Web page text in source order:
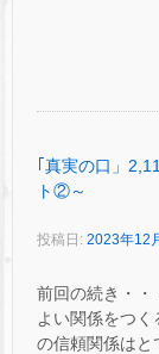
｢真実の口」
ト②～
投稿日: 2023年12
前回の続き・・
よい関係をつ
の信頼関係はと